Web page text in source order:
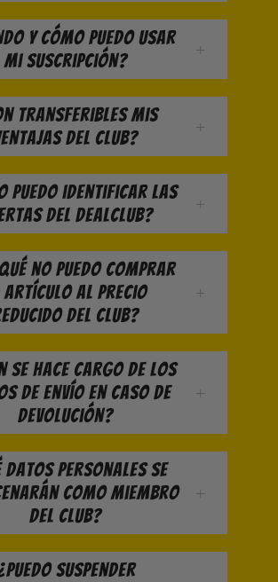
y cómo puedo usar
mi suscripción?
transferibles mis
del club?
puedo identificar las
del DealClub?
no puedo comprar
artículo al precio
del club?
se hace cargo de los
de envío en caso de
devolución?
datos personales se
como miembro
del club?
suspender